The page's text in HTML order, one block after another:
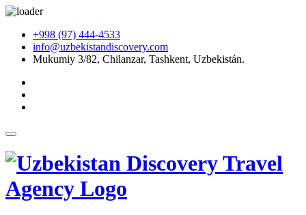
+998 (97) 444-4533
info@uzbekistandiscovery.com
Mukumiy 3/82, Chilanzar, Tashkent, Uzbekistán.